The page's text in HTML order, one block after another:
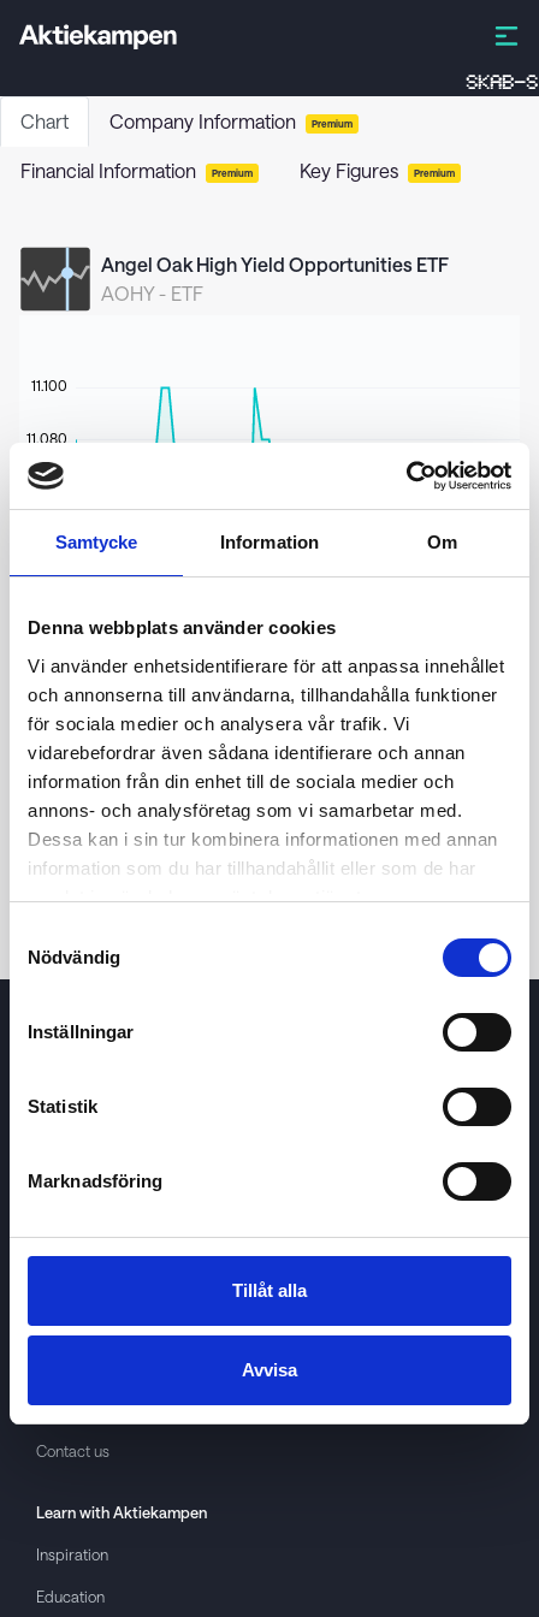
Samtycke Information Om
Denna webbplats använder cookies
Vi använder enhetsidentifierare för att anpassa innehållet
och annonserna till användarna, tillhandahålla funktioner
för sociala medier och analysera vår trafik. Vi
vidarebefordrar även sådana identifierare och annan
information från din enhet till de sociala medier och
annons- och analysföretag som vi samarbetar med.
Dessa kan i sin tur kombinera informationen med annan
information som du har tillhandahållit eller som de har
samlat in när du har använt deras tjänster.
Nödvändig
Inställningar
Statistik
Marknadsföring
Tillåt alla
Avvisa
SKAB-S
Chart Company Information Premium
Financial Information Premium Key Figures Premium
Angel Oak High Yield Opportunities ETF
AOHY- ETF
10.980
11.040
11.060
11.080
11.100
8 May 2026 24 June 2026
24h 7d 1m 3m 1y 5y
Trade
AboutAktiekampen
About cookies
GDPR
Contact us
Learn with Aktiekampen
Inspiration
Education